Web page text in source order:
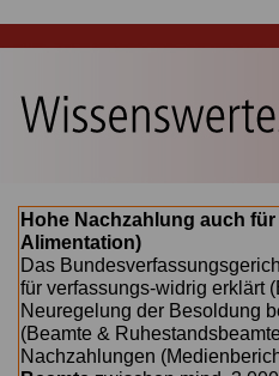
Hohe Nachzahlung auch
Alimentation)
Das
für verfassungs-widrig erklärt
Neuregelung der Besoldung
(Beamte &
Nachzahlungen